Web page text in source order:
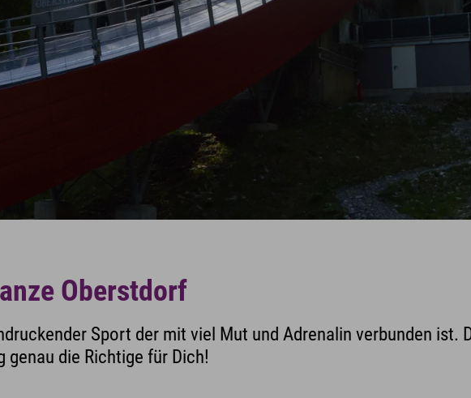
Oberstdorf
Sport der mit viel Mut und Adrenalin verbunden ist.
genau die Richtige für Dich!